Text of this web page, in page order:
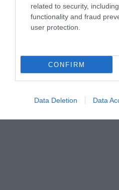
related to security,
functionality and fraud
user protection.
CONFIRM
Data Deletion Data